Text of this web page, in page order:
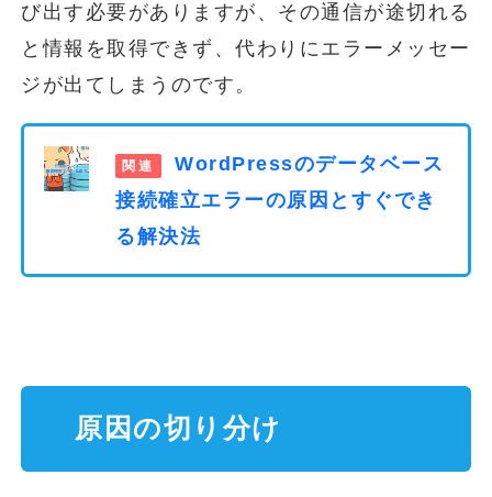
び出す必要がありますが、その通信が途切れる
と情報を取得できず、代わりにエラーメッセー
ジが出てしまうのです。
WordPressのデータベース
接続確立エラーの原因とすぐでき
る解決法
原因の切り分け